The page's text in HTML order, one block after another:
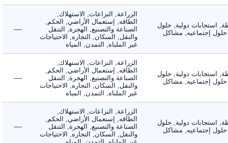
استجابات دولية, حلول
إجتماعيه, مشاكل
الزراعة, النزاعات, الاستهلاك,
الطاقه, إستعمال الأراضي, الحكم,
الصناعة والتصنيع, الهجرة, التنقل
والنقل, السكان, التجاره, الاحتياجات
غير الملباه, التمدن, المياه
----
استجابات دولية, حلول
إجتماعيه, مشاكل
الزراعة, النزاعات, الاستهلاك,
الطاقه, إستعمال الأراضي, الحكم,
الصناعة والتصنيع, الهجرة, التنقل
والنقل, السكان, التجاره, الاحتياجات
غير الملباه, التمدن, المياه
----
استجابات دولية, حلول
إجتماعيه, مشاكل
الزراعة, النزاعات, الاستهلاك,
الطاقه, إستعمال الأراضي, الحكم,
الصناعة والتصنيع, الهجرة, التنقل
والنقل, السكان, التجاره, الاحتياجات
----